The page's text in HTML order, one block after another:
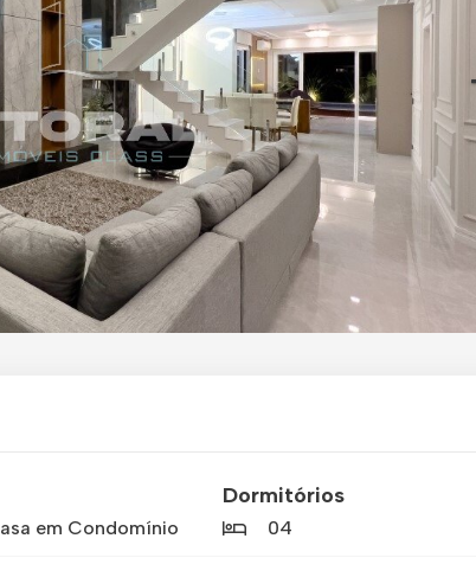
em Condomínio
Dormitórios
04